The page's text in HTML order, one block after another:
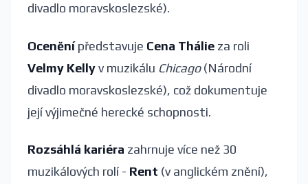
divadlo moravskoslezské).
Oceněnípředstavuje Cena Thálie za roli
Velmy Kellyv muzikálu Chicago(Národní
divadlo moravskoslezské), což dokumentuje
její výjimečné herecké schopnosti.
Rozsáhlá kariéra zahrnuje více než 30
muzikálových rolí - Rent (v anglickém znění),